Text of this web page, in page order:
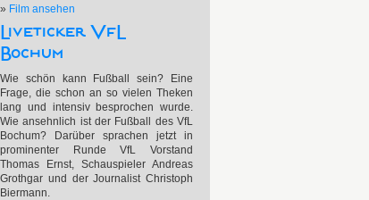
» Film ansehen
Liveticker VfL
Bochum
Wie schön kann Fußball sein? Eine
Frage, die schon an so vielen Theken
lang und intensiv besprochen wurde.
Wie ansehnlich ist der Fußball des VfL
Bochum? Darüber sprachen jetzt in
prominenter Runde VfL Vorstand
Thomas Ernst, Schauspieler Andreas
Grothgar und der Journalist Christoph
Biermann.